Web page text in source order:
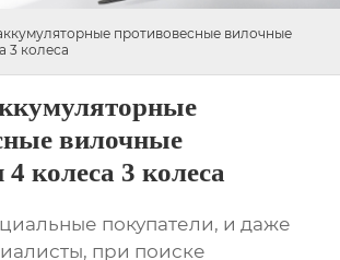
противовесные вилочные
3 колеса
вилочные
колеса 3 колеса
покупатели, и даже
при поиске